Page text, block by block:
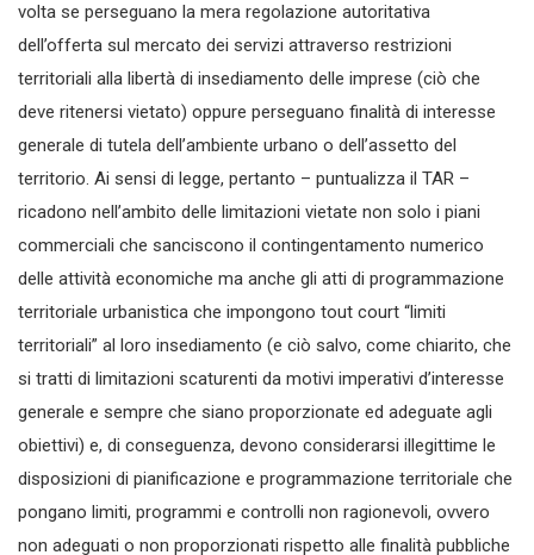
volta se perseguano la mera regolazione autoritativa
dell’offerta sul mercato dei servizi attraverso restrizioni
territoriali alla libertà di insediamento delle imprese (ciò che
deve ritenersi vietato) oppure perseguano finalità di interesse
generale di tutela dell’ambiente urbano o dell’assetto del
territorio. Ai sensi di legge, pertanto – puntualizza il TAR –
ricadono nell’ambito delle limitazioni vietate non solo i piani
commerciali che sanciscono il contingentamento numerico
delle attività economiche ma anche gli atti di programmazione
territoriale urbanistica che impongono tout court “limiti
territoriali” al loro insediamento (e ciò salvo, come chiarito, che
si tratti di limitazioni scaturenti da motivi imperativi d’interesse
generale e sempre che siano proporzionate ed adeguate agli
obiettivi) e, di conseguenza, devono considerarsi illegittime le
disposizioni di pianificazione e programmazione territoriale che
pongano limiti, programmi e controlli non ragionevoli, ovvero
non adeguati o non proporzionati rispetto alle finalità pubbliche